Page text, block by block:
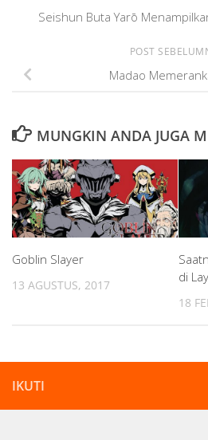
Seishun Buta Yarō
POST
Madao
MUNGKIN ANDA JUGA
Goblin Slayer
13 AGUSTUS, 2017
di
18
IKUTI